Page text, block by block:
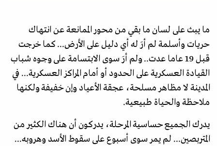
ما يبث على لسان ما بقي من محور الممانعة عن انتهاك
حريات وأسلمة لم أرَ له أي دليل على الأرض... كما خرجت
قبل 19 عاما عدت.. ولم أرَ سوى الابتسامة على وجوه شباب
القيادة العسكرية على الحدود أو أمام المراكز العسكرية... في
المدينة لا مظاهر مسلحة، عجقة الأعياد وإن خفيفة ولكنها
ملاحظة والحياة طبيعية.
يدرك الجميع حساسية المرحلة، يدركون أن هناك الكثير من
المتربصين... لم يمر سوى أسبوع على سقوط الأسد وهروبه...